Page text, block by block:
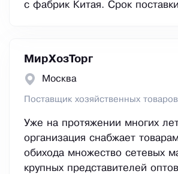
с фабрик Китая. Срок
МирХозТорг
Москва
Поставщик хозяйственных товаров
Уже на протяжении многих
организация снабжает
обихода множество сетевых
крупных представителей